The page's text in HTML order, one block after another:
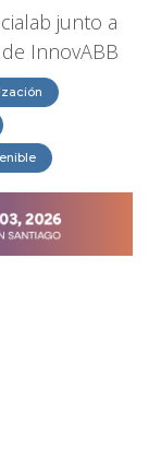
junto a
InnovABB